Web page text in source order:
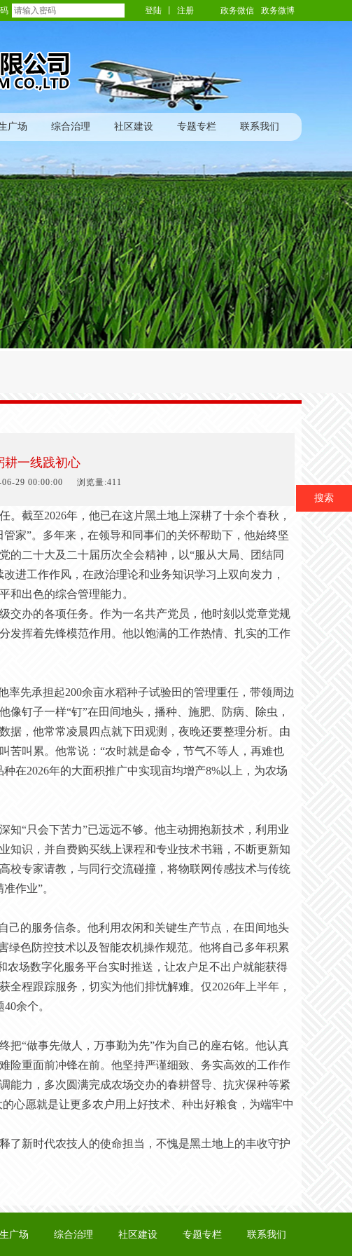
登陆 注册 政务微信 政务微博
广场 综合治理 社区建设 专题专栏 联系我们
耕一线践初心
29 00:00:00 浏览量:411
。截至2026年，他已在这片黑土地上深耕了十余个春秋，
家”。多年来，在领导和同事们的关怀帮助下，他始终坚
的二十大及二十届历次全会精神，以“服从大局、团结同
进工作作风，在政治理论和业务知识学习上双向发力，
和出色的综合管理能力。
交办的各项任务。作为一名共产党员，他时刻以党章党规
发挥着先锋模范作用。他以饱满的工作热情、扎实的工作
率先承担起200余亩水稻种子试验田的管理重任，带领周边
钉子一样“钉”在田间地头，播种、施肥、防病、除虫，
据，他常常凌晨四点就下田观测，夜晚还要整理分析。由
苦叫累。他常说：“农时就是命令，节气不等人，再难也
在2026年的大面积推广中实现亩均增产8%以上，为农场
深知“只会下苦力”已远远不够。他主动拥抱新技术，利用业
知识，并自费购买线上课程和专业技术书籍，不断更新知
校专家请教，与同行交流碰撞，将物联网传感技术与传统
作业”。
己的服务信条。他利用农闲和关键生产节点，在田间地头
绿色防控技术以及智能农机操作规范。他将自己多年积累
农场数字化服务平台实时推送，让农户足不出户就能获得
程跟踪服务，切实为他们排忧解难。仅2026年上半年，
余个。
把“做事先做人，万事勤为先”作为自己的座右铭。他认真
险重面前冲锋在前。他坚持严谨细致、务实高效的工作作
能力，多次圆满完成农场交办的春耕督导、抗灾保种等紧
的心愿就是让更多农户用上好技术、种出好粮食，为端牢中
了新时代农技人的使命担当，不愧是黑土地上的丰收守护
广场 综合治理 社区建设 专题专栏 联系我们
搜索